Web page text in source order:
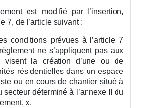
est modifié par l’insertion,
7, de l’article suivant :
conditions prévues à l’article 7
ne s’appliquent pas aux
visent la création d’une ou de
résidentielles dans un espace
ou en cours de chantier situé à
secteur déterminé à l’annexe II du
».